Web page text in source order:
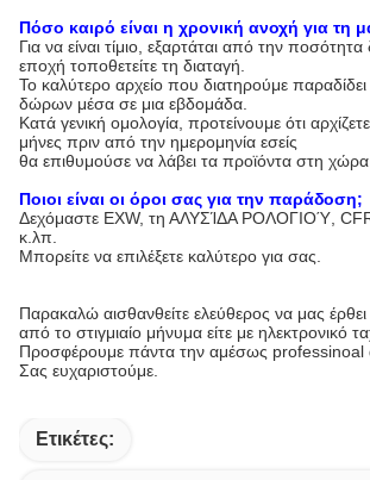
Πόσο καιρό είναι η χρονική ανοχή για τη
Για να είναι τίμιο, εξαρτάται από την ποσότητα
εποχή τοποθετείτε τη διαταγή.
Το καλύτερο αρχείο που διατηρούμε
δώρων μέσα σε μια εβδομάδα.
Κατά γενική ομολογία, προτείνουμε ότι
μήνες πριν από την ημερομηνία εσείς
θα επιθυμούσε να λάβει τα προϊόντα στη χώρα
Ποιοι είναι οι όροι σας για την παράδοση;
Δεχόμαστε EXW, τη ΑΛΥΣΊΔΑ ΡΟΛΟΓΙΟΎ,
κ.λπ.
Μπορείτε να επιλέξετε καλύτερο για σας.
Παρακαλώ αισθανθείτε ελεύθερος να μας
από το στιγμιαίο μήνυμα είτε με ηλεκτρονικό
Προσφέρουμε πάντα την αμέσως professinoal
Σας ευχαριστούμε.
Ετικέτες: